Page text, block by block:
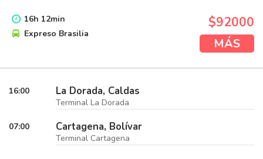
16h 12min
Expreso Brasilia
$92000
MÁS
16:00 La Dorada, Caldas
Terminal La Dorada
07:00 Cartagena, Bolívar
Terminal Cartagena